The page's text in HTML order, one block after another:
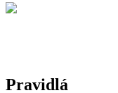
Pravidlá